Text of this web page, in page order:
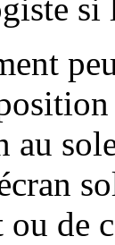
si
au
de